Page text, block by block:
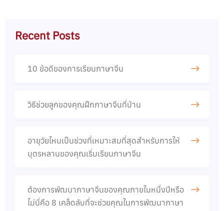
Recent Posts
10 ข้อดีของการเรียนภาษาจีน​
วิธีช่วยลูกของคุณฝึกภาษาจีนที่บ้าน​
อายุวัยไหนเป็นช่วงที่เหมาะสมที่สุดสำหรับการให้
บุตรหลานของคุณเริ่มเรียนภาษาจีน
ต้องการพัฒนาภาษาจีนของคุณภายในหนึ่งปีหรือ
ไม่นี่คือ 8 เคล็ดลับที่จะช่วยคุณในการพัฒนาภาษา